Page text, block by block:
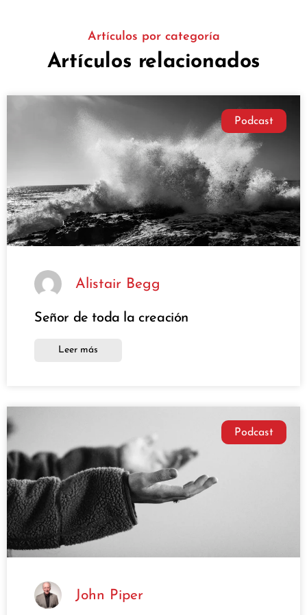
Artículos por categoría
Artículos relacionados
Podcast
Alistair Begg
Señor de toda la creación
Leer más
Podcast
John Piper